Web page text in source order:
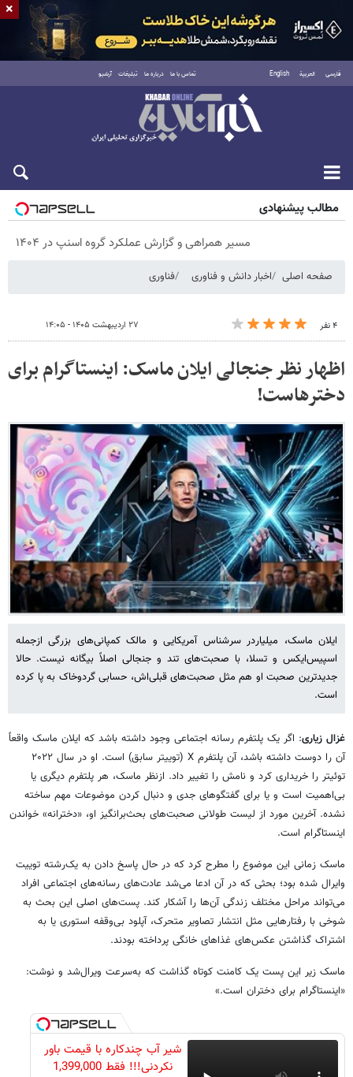
فارسی العربية English تماس با ما درباره ما تبلیغات آرشیو
پنجشنبه ۱۵ مرداد ۱۴۰۵
مطالب پیشنهادی
مسیر همراهی و گزارش عملکرد گروه اسنپ در ۱۴۰۴
صفحه اصلی اخبار دانش و فناوری فناوری
۴ نفر ۲۷ اردیبهشت ۱۴۰۵ - ۱۴:۰۵
اظهار نظر جنجالی ایلان ماسک: اینستاگرام برای
دخترهاست!
ایلان ماسک، میلیاردر سرشناس آمریکایی و مالک کمپانی‌های بزرگی ازجمله
اسپیس‌ایکس و تسلا، با صحبت‌های تند و جنجالی اصلاً بیگانه نیست. حالا
جدیدترین صحبت او هم مثل صحبت‌های قبلی‌اش، حسابی گردوخاک به پا کرده
است.
غزال زیاری: اگر یک پلتفرم رسانه اجتماعی وجود داشته باشد که ایلان ماسک واقعاً
آن را دوست داشته باشد، آن پلتفرم X (توییتر سابق) است. او در سال ۲۰۲۲
توئیتر را خریداری کرد و نامش را تغییر داد. ازنظر ماسک، هر پلتفرم دیگری یا
بی‌اهمیت است و یا برای گفتگوهای جدی و دنبال کردن موضوعات مهم ساخته
نشده. آخرین مورد از لیست طولانی صحبت‌های بحث‌برانگیز او، «دخترانه» خواندن
اینستاگرام است.
ماسک زمانی این موضوع را مطرح کرد که در حال پاسخ دادن به یک‌رشته توییت
وایرال شده بود؛ بحثی که در آن ادعا می‌شد عادت‌های رسانه‌های اجتماعی افراد
می‌تواند مراحل مختلف زندگی آن‌ها را آشکار کند. پست‌های اصلی این بحث به
شوخی با رفتارهایی مثل انتشار تصاویر متحرک، آپلود بی‌وقفه استوری یا به
اشتراک گذاشتن عکس‌های غذاهای خانگی پرداخته بودند.
ماسک زیر این پست یک کامنت کوتاه گذاشت که به‌سرعت ویرال‌شد و نوشت:
«اینستاگرام برای دختران است.»
شیر آب چندکاره با قیمت باور
نکردنی!!! فقط 1,399,000
×